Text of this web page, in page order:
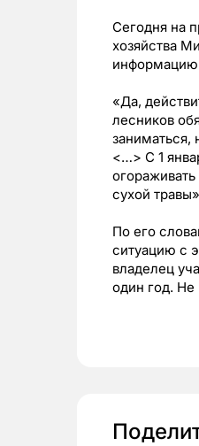
Сегодня на
хозяйства
«Да,
лесников
<…> С 1
сухой
По его
ситуацию с
владелец
один год. Не